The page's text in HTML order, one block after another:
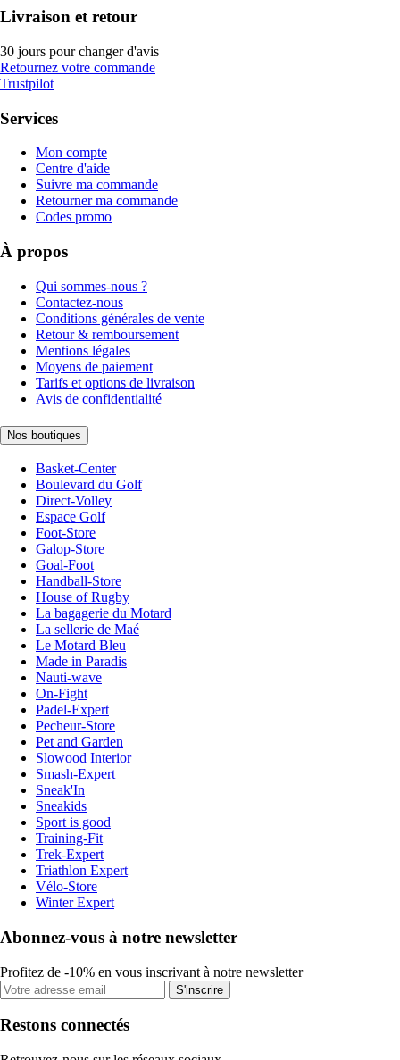
Livraison et retour
30 jours pour changer d'avis
Retournez votre commande
Trustpilot
Services
Mon compte
Centre d'aide
Suivre ma commande
Retourner ma commande
Codes promo
À propos
Qui sommes-nous ?
Contactez-nous
Conditions générales de vente
Retour & remboursement
Mentions légales
Moyens de paiement
Tarifs et options de livraison
Avis de confidentialité
Nos boutiques
Basket-Center
Boulevard du Golf
Direct-Volley
Espace Golf
Foot-Store
Galop-Store
Goal-Foot
Handball-Store
House of Rugby
La bagagerie du Motard
La sellerie de Maé
Le Motard Bleu
Made in Paradis
Nauti-wave
On-Fight
Padel-Expert
Pecheur-Store
Pet and Garden
Slowood Interior
Smash-Expert
Sneak'In
Sneakids
Sport is good
Training-Fit
Trek-Expert
Triathlon Expert
Vélo-Store
Winter Expert
Abonnez-vous à notre newsletter
Profitez de -10% en vous inscrivant à notre newsletter
S'inscrire
Restons connectés